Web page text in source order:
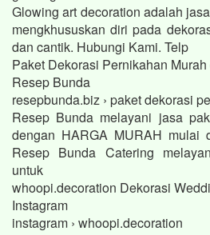
Glowing art decoration adalah
mengkhususkan diri pada
dan cantik. Hubungi Kami. Telp
Paket Dekorasi Pernikahan
Resep Bunda
resepbunda.biz › paket dekorasi
Resep Bunda melayani jasa
dengan HARGA MURAH mulai
Resep Bunda Catering
untuk
whoopi.decoration Dekorasi
Instagram
instagram › whoopi.decoration